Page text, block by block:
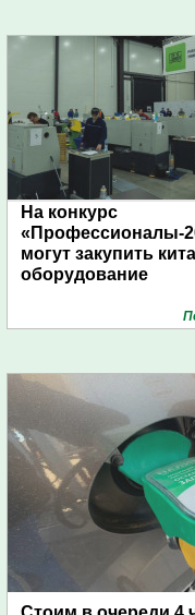
На конкурс
«Профессионалы-
могут закупить
оборудование